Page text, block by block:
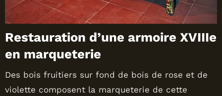
Restauration d’une armoire XVIIIe
en marqueterie
Des bois fruitiers sur fond de bois de rose et de
violette composent la marqueterie de cette